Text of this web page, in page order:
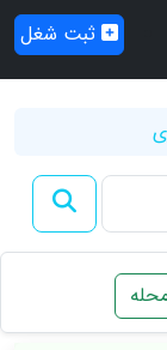
ثبت شغل